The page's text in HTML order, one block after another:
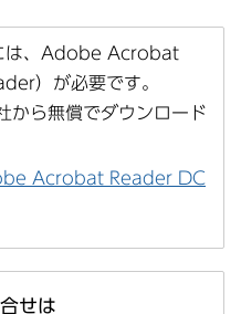
は、Adobe Acrobat
）が必要です。
から無償でダウンロード
Acrobat Reader DC
せは